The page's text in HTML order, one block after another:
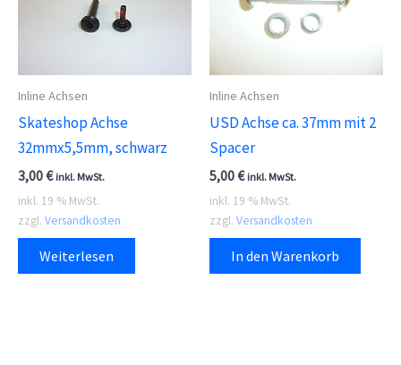
Inline Achsen
Skateshop Achse
32mmx5,5mm, schwarz
3,00€ inkl. MwSt.
inkl. 19 % MwSt.
zzgl. Versandkosten
Weiterlesen
Inline Achsen
USD Achse ca. 37mm mit 2
Spacer
5,00€ inkl. MwSt.
inkl. 19 % MwSt.
zzgl. Versandkosten
In den Warenkorb